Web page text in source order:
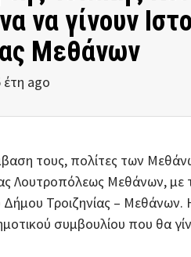
να γίνουν
Μεθάνων
έτη ago
τους, πολίτες των
Λουτροπόλεως Μεθάνων, με
Δήμου Τροιζηνίας –
συμβουλίου που θα